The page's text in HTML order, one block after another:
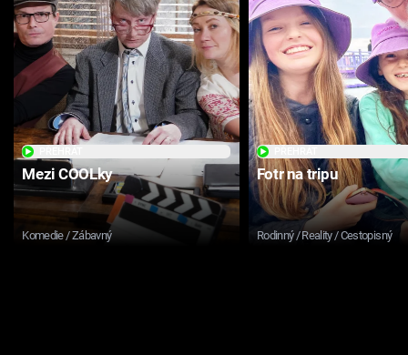
Mezi COOLky
Komedie / Zábavný
Fotr na tripu
Rodinný / Reality / Cestopisný